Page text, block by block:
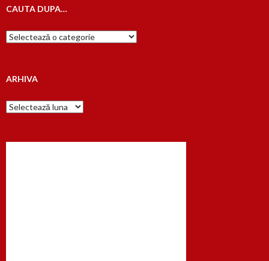
CAUTA DUPA…
Cauta
dupa…
ARHIVA
Arhiva